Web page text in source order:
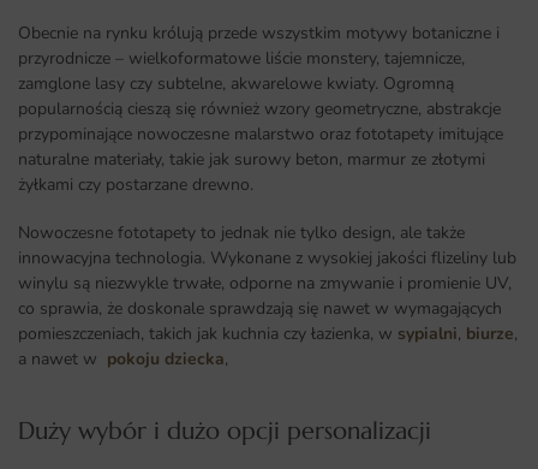
Obecnie na rynku królują przede wszystkim motywy botaniczne i
przyrodnicze – wielkoformatowe liście monstery, tajemnicze,
zamglone lasy czy subtelne, akwarelowe kwiaty. Ogromną
popularnością cieszą się również wzory geometryczne, abstrakcje
przypominające nowoczesne malarstwo oraz fototapety imitujące
naturalne materiały, takie jak surowy beton, marmur ze złotymi
żyłkami czy postarzane drewno.
Nowoczesne fototapety to jednak nie tylko design, ale także
innowacyjna technologia. Wykonane z wysokiej jakości flizeliny lub
winylu są niezwykle trwałe, odporne na zmywanie i promienie UV,
co sprawia, że doskonale sprawdzają się nawet w wymagających
pomieszczeniach, takich jak kuchnia czy łazienka, w sypialni, biurze,
a nawet w pokoju dziecka,
Duży wybór i dużo opcji personalizacji ​